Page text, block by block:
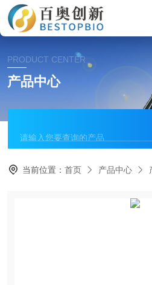
PRODUCT CENTER
产品中心
当前位置：首页 产品中心